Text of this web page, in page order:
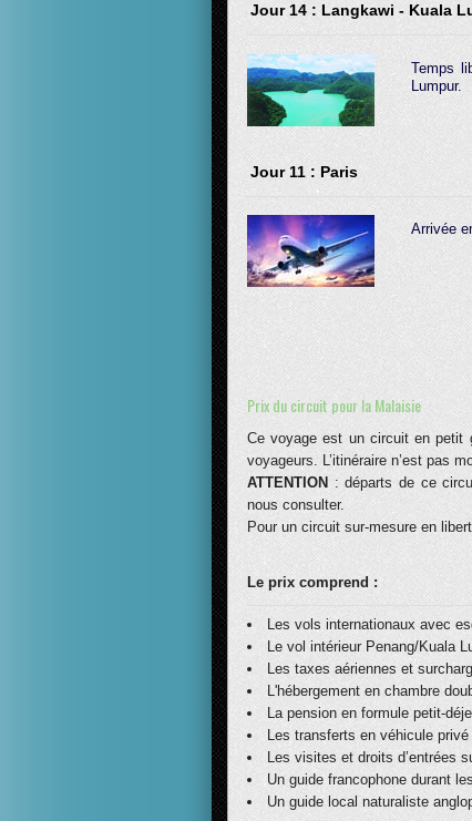
Jour 14 : Langkawi - Kuala
Temps
Lumpur.
Jour 11 : Paris
Arrivée
Prix du circuit pour la Malaisie
Ce voyage est un circuit en petit
voyageurs. L’itinéraire n’est pas
ATTENTION : départs de ce
nous consulter.
Pour un circuit sur-mesure en
Le prix comprend :
Les vols internationaux avec
Le vol intérieur Penang/Kuala
Les taxes aériennes et
L'hébergement en chambre
La pension en formule petit-
Les transferts en véhicule
Les visites et droits d’entrées
Un guide francophone durant
Un guide local naturaliste